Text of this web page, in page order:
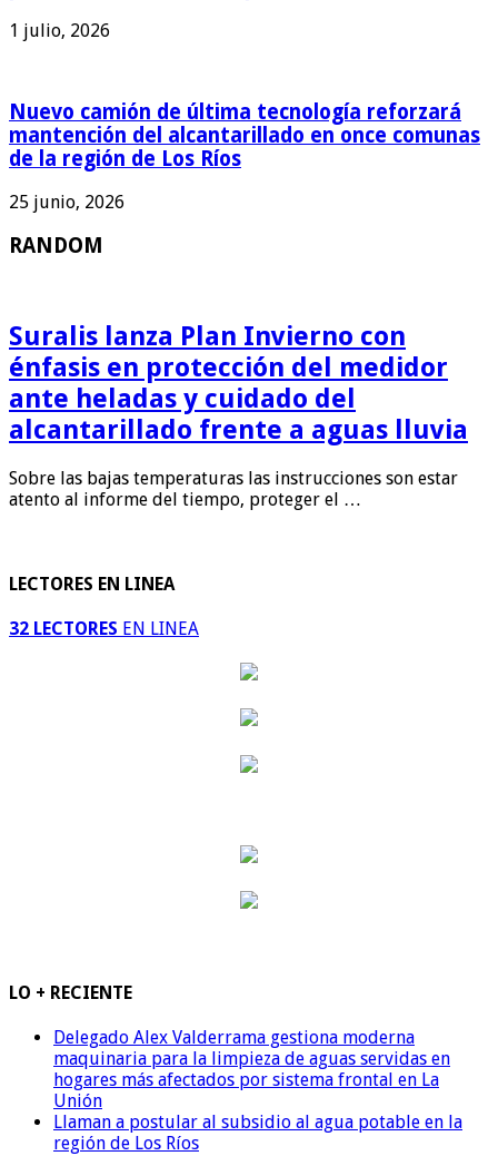
1 julio, 2026
Nuevo camión de última tecnología reforzará
mantención del alcantarillado en once comunas
de la región de Los Ríos
25 junio, 2026
RANDOM
Suralis lanza Plan Invierno con
énfasis en protección del medidor
ante heladas y cuidado del
alcantarillado frente a aguas lluvia
Sobre las bajas temperaturas las instrucciones son estar
atento al informe del tiempo, proteger el …
LECTORES EN LINEA
32 LECTORES EN LINEA
LO + RECIENTE
Delegado Alex Valderrama gestiona moderna
maquinaria para la limpieza de aguas servidas en
hogares más afectados por sistema frontal en La
Unión
Llaman a postular al subsidio al agua potable en la
región de Los Ríos